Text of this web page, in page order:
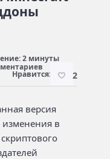
2 минуты
Нравится: 2
версия
в